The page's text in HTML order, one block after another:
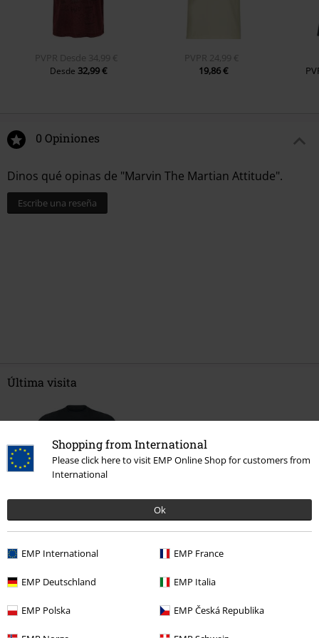
Shopping from International
Please click here to visit EMP Online Shop for customers from
International
Ok
EMP International EMP France
EMP Deutschland EMP Italia
EMP Polska EMP Česká Republika
PVPR Desde 34,99 €
Desde 32,99 €
PVPR 24,99 €
19,86 €
0 Opiniones
Dinos qué opinas de "Marvin The Martian Attitude".
Escribe una reseña
Última visita
PVPR22,90 €
Ropa & accesorios Camisetas